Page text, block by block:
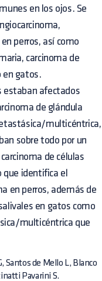
en los ojos. Se
perros, así como
carcinoma de
en gatos.
estaban afectados
de glándula
multicéntrica,
sobre todo por un
de células
identifica el
en perros, además de
en gatos como
multicéntrica que
Santos de Mello L, Blanco
Pavarini S.